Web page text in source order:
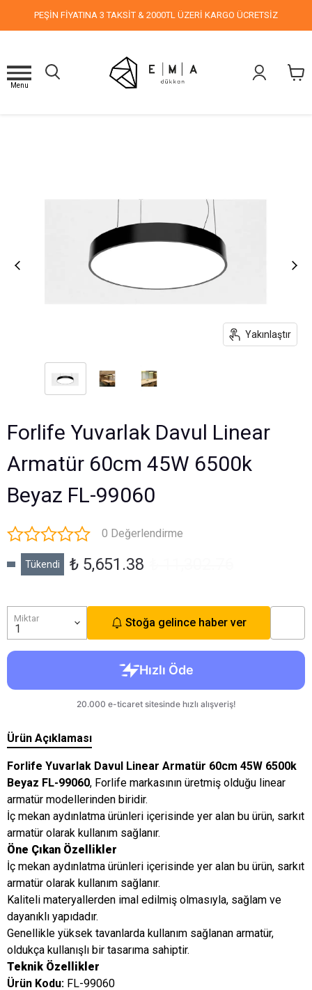
PEŞİN FİYATINA 3 TAKSİT & 2000TL ÜZERİ KARGO ÜCRETSİZ
Menu
Yakınlaştır
Forlife Yuvarlak Davul Linear
Armatür 60cm 45W 6500k
Beyaz FL-99060
0 Değerlendirme
Tükendi ₺ 5,651.38
Miktar Stoğa gelince haber ver
Ürün Açıklaması
Forlife Yuvarlak Davul Linear Armatür 60cm 45W 6500k
Beyaz FL-99060, Forlife markasının üretmiş olduğu linear
armatür modellerinden biridir.
İç mekan aydınlatma ürünleri içerisinde yer alan bu ürün, sarkıt
armatür olarak kullanım sağlanır.
Öne Çıkan Özellikler
İç mekan aydınlatma ürünleri içerisinde yer alan bu ürün, sarkıt
armatür olarak kullanım sağlanır.
Kaliteli materyallerden imal edilmiş olmasıyla, sağlam ve
dayanıklı yapıdadır.
Genellikle yüksek tavanlarda kullanım sağlanan armatür,
oldukça kullanışlı bir tasarıma sahiptir.
Teknik Özellikler
Ürün Kodu: FL-99060